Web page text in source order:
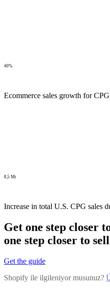
40%
Ecommerce sales growth for
8,5 Mr
Increase in total U.S. CPG sales
Get one step closer
one step closer to
Get the guide
Shopify ile ilgileniyor musunuz?